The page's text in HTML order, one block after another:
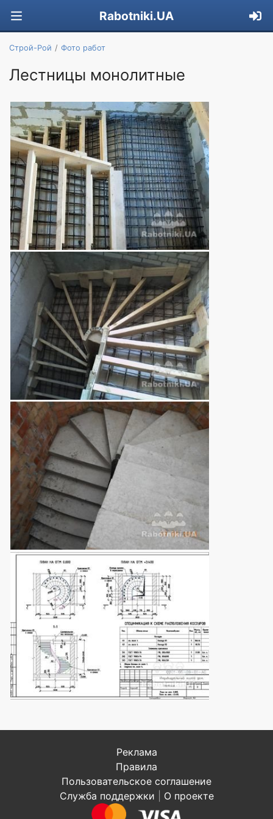
Rabotniki.UA
Строй-Рой Фото работ
Лестницы монолитные
Реклама
Правила
Пользовательское соглашение
Служба поддержки
О проекте